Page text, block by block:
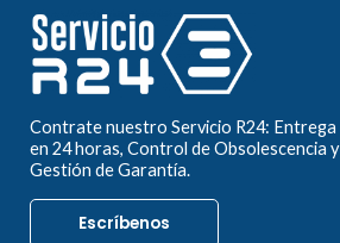
Contrate nuestro Servicio R24: Entrega
en 24 horas, Control de Obsolescencia y
Gestión de Garantía.
Escríbenos